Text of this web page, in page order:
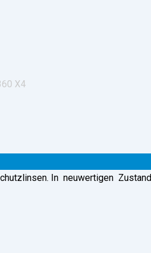
X4
In neuwertigen Zustand